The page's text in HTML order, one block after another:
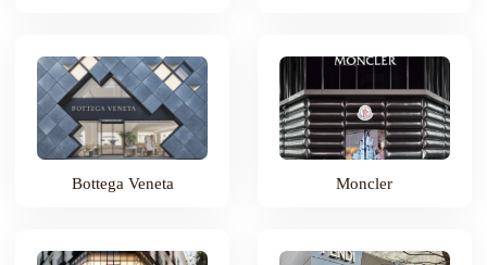
Bottega Veneta Moncler